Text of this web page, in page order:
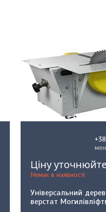
Ціну
Немає в наявності
Універсальний
верстат